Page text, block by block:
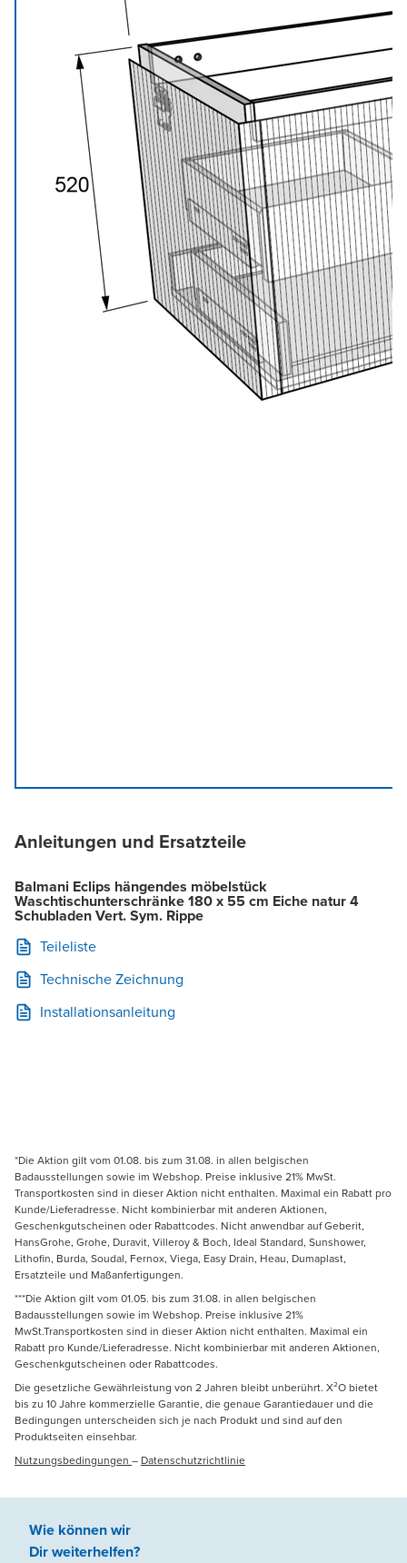
Anleitungen und Ersatzteile
Balmani Eclips hängendes möbelstück
Waschtischunterschränke 180 x 55 cm Eiche natur 4
Schubladen Vert. Sym. Rippe
Teileliste
Technische Zeichnung
Installationsanleitung
*Die Aktion gilt vom 01.08. bis zum 31.08. in allen belgischen
Badausstellungen sowie im Webshop. Preise inklusive 21% MwSt.
Transportkosten sind in dieser Aktion nicht enthalten. Maximal ein Rabatt pro
Kunde/Lieferadresse. Nicht kombinierbar mit anderen Aktionen,
Geschenkgutscheinen oder Rabattcodes. Nicht anwendbar auf Geberit,
HansGrohe, Grohe, Duravit, Villeroy & Boch, Ideal Standard, Sunshower,
Lithofin, Burda, Soudal, Fernox, Viega, Easy Drain, Heau, Dumaplast,
Ersatzteile und Maßanfertigungen.
***Die Aktion gilt vom 01.05. bis zum 31.08. in allen belgischen
Badausstellungen sowie im Webshop. Preise inklusive 21%
MwSt.Transportkosten sind in dieser Aktion nicht enthalten. Maximal ein
Rabatt pro Kunde/Lieferadresse. Nicht kombinierbar mit anderen Aktionen,
Geschenkgutscheinen oder Rabattcodes.
Die gesetzliche Gewährleistung von 2 Jahren bleibt unberührt. X²O bietet
bis zu 10 Jahre kommerzielle Garantie, die genaue Garantiedauer und die
Bedingungen unterscheiden sich je nach Produkt und sind auf den
Produktseiten einsehbar.
Nutzungsbedingungen – Datenschutzrichtlinie
Wie können wir
Dir weiterhelfen?